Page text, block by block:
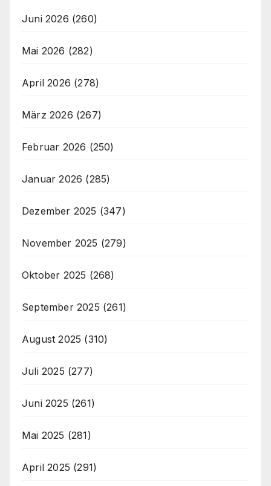
Juni 2026 (260)
Mai 2026 (282)
April 2026 (278)
März 2026 (267)
Februar 2026 (250)
Januar 2026 (285)
Dezember 2025 (347)
November 2025 (279)
Oktober 2025 (268)
September 2025 (261)
August 2025 (310)
Juli 2025 (277)
Juni 2025 (261)
Mai 2025 (281)
April 2025 (291)